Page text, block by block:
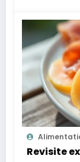
Revisite